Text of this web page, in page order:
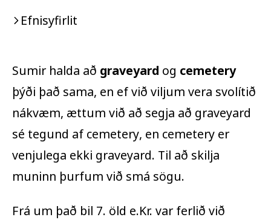
Efnisyfirlit
Sumir halda að graveyard og cemetery
þýði það sama, en ef við viljum vera svolítið
nákvæm, ættum við að segja að graveyard
sé tegund af cemetery, en cemetery er
venjulega ekki graveyard. Til að skilja
muninn þurfum við smá sögu.
Frá um það bil 7. öld e.Kr. var ferlið við